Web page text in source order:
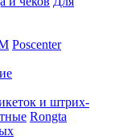
Poscenter
и штрих-
Rongta